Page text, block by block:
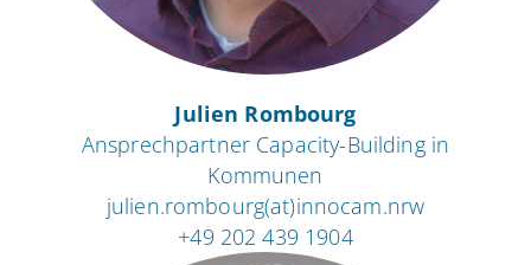
Julien Rombourg
Ansprechpartner Capacity-Building in
Kommunen
julien.rombourg(at)innocam.nrw
+49 202 439 1904